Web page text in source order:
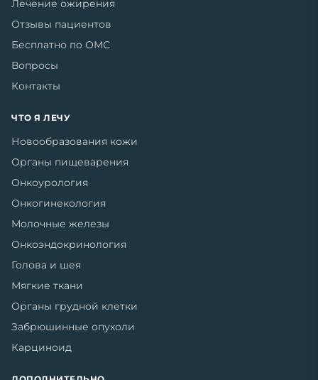
Лечение ожирения
Отзывы пациентов
Бесплатно по ОМС
Вопросы
Контакты
ЧТО Я ЛЕЧУ
Новообразования кожи
Органы пищеварения
Онкоурология
Онкогинекология
Молочные железы
Онкоэндокринология
Голова и шея
Мягкие ткани
Органы грудной клетки
Забрюшинные опухоли
Карциноид